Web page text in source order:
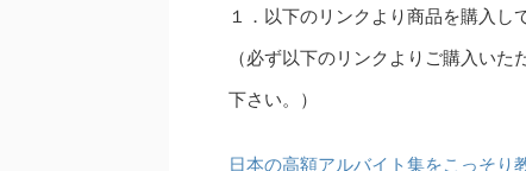
１．以下のリンクより商品を購入し
（必ず以下のリンクよりご購入いた
下さい。）
日本の高額アルバイト集をこっそり